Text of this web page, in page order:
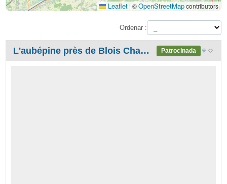
Leaflet | ©OpenStreetMapcontributors
Ordenar :
L'aubépine près de Blois Chambord, au milieu des Châteaux de la Loire Patrocinada